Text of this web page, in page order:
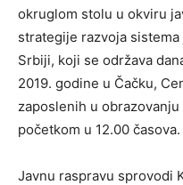
okruglom stolu u okviru
strategije razvoja
Srbiji, koji se održava
2019. godine u Čačku,
zaposlenih u obrazovanju
početkom u 12.00 časova.
Javnu raspravu sprovodi